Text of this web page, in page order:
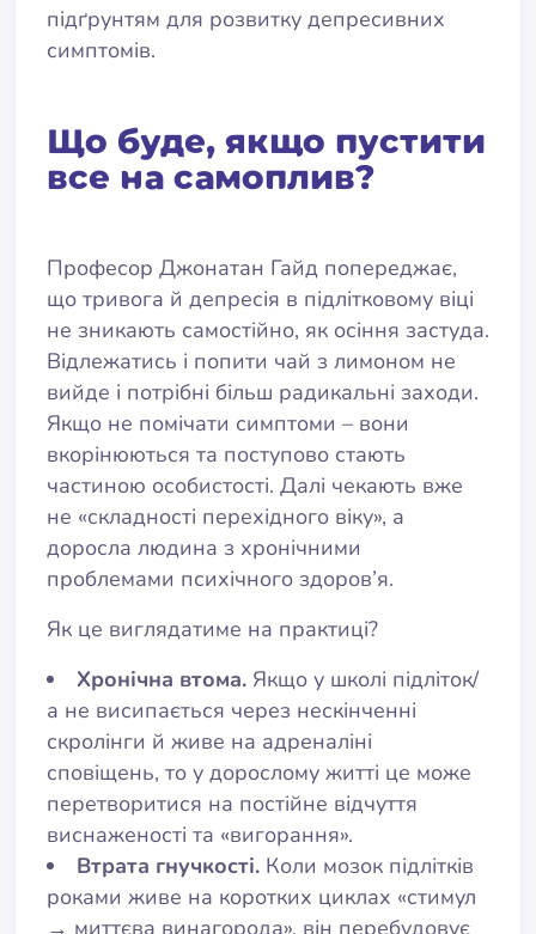
підґрунтям для розвитку депресивних
симптомів.
Що буде, якщо пустити
все на самоплив?
Професор Джонатан Гайд попереджає,
що тривога й депресія в підлітковому віці
не зникають самостійно, як осіння застуда.
Відлежатись і попити чай з лимоном не
вийде і потрібні більш радикальні заходи.
Якщо не помічати симптоми – вони
вкорінюються та поступово стають
частиною особистості. Далі чекають вже
не «складності перехідного віку», а
доросла людина з хронічними
проблемами психічного здоров’я.
Як це виглядатиме на практиці?
Хронічна втома. Якщо у школі підліток/
а не висипається через нескінченні
скролінги й живе на адреналіні
сповіщень, то у дорослому житті це може
перетворитися на постійне відчуття
виснаженості та «вигорання».
Втрата гнучкості. Коли мозок підлітків
роками живе на коротких циклах «стимул
→ миттєва винагорода», він перебудовує